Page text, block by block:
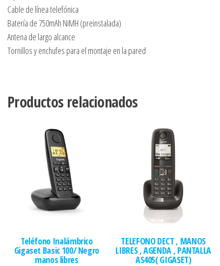
Cable de línea telefónica
Batería de 750mAh NiMH (preinstalada)
Antena de largo alcance
Tornillos y enchufes para el montaje en la pared
Productos relacionados
Teléfono Inalámbrico
Gigaset Basic 100/ Negro
manos libres
TELEFONO DECT , MANOS
LIBRES , AGENDA , PANTALLA
AS405( GIGASET)